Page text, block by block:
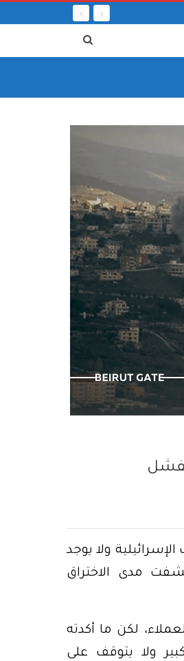
يفشل
ولا يوجد
مدى الاختراق
لكن ما أكدته
ولا يتوقف على